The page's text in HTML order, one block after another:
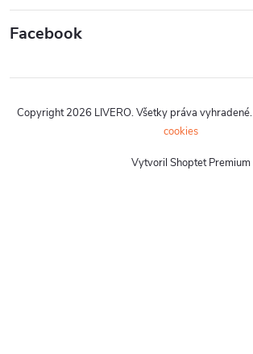
Facebook
Vytvoril Shoptet Premium
Copyright 2026 LIVERO. Všetky práva vyhradené.
cookies